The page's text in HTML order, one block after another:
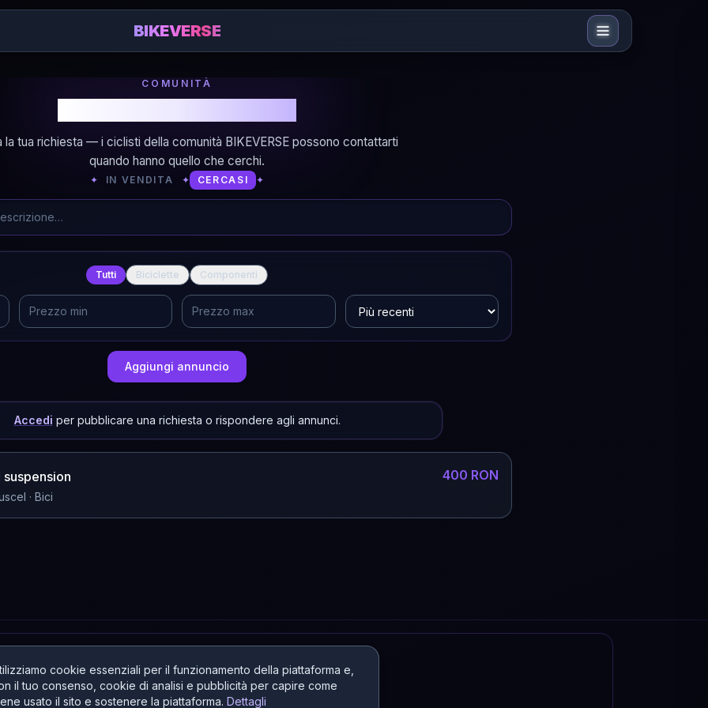
cookie essenziali per il funzionamento della piattaforma e,
il tuo consenso, cookie di analisi e pubblicità per capire come
usato il sito e sostenere la piattaforma. Dettagli
BIKEVERSE
COMUNITÀ
la tua richiesta — i ciclisti della comunità BIKEVERSE possono contattarti
quando hanno quello che cerchi.
✦ IN VENDITA ✦ CERCASI ✦
Tutti Biciclette Componenti
Aggiungi annuncio
Accedi per pubblicare una richiesta o rispondere agli annunci.
· Bici
400 RON